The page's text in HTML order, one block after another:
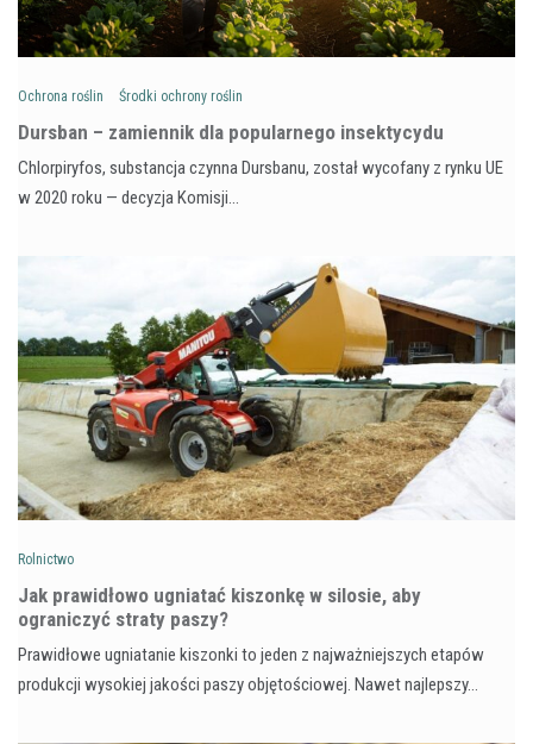
Ochrona roślin Środki ochrony roślin
Dursban – zamiennik dla popularnego insektycydu
Chlorpiryfos, substancja czynna Dursbanu, został wycofany z rynku UE
w 2020 roku — decyzja Komisji…
Rolnictwo
Jak prawidłowo ugniatać kiszonkę w silosie, aby
ograniczyć straty paszy?
Prawidłowe ugniatanie kiszonki to jeden z najważniejszych etapów
produkcji wysokiej jakości paszy objętościowej. Nawet najlepszy…